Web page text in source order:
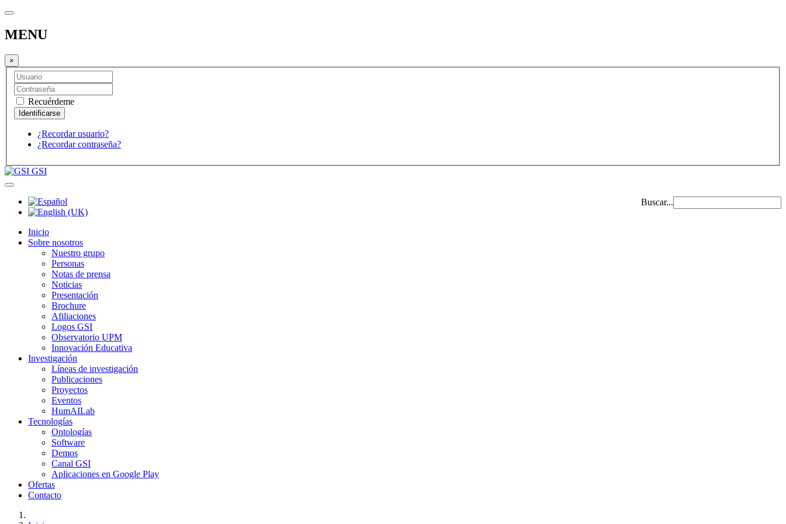
MENU
×
Recuérdeme
¿Recordar usuario?
¿Recordar contraseña?
GSI
Buscar...
Inicio
Sobre nosotros
Nuestro grupo
Personas
Notas de prensa
Noticias
Presentación
Brochure
Afiliaciones
Logos GSI
Observatorio UPM
Innovación Educativa
Investigación
Líneas de investigación
Publicaciones
Proyectos
Eventos
HumAILab
Tecnologías
Ontologías
Software
Demos
Canal GSI
Aplicaciones en Google Play
Ofertas
Contacto